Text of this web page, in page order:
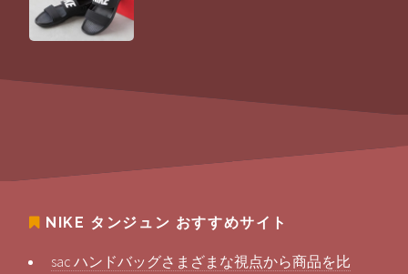
NIKE タンジュン おすすめサイト
sac ハンドバッグさまざまな視点から商品を比